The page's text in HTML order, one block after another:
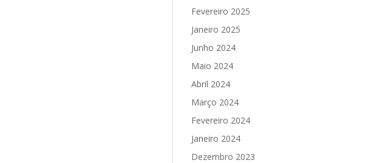
Fevereiro 2025
Janeiro 2025
Junho 2024
Maio 2024
Abril 2024
Março 2024
Fevereiro 2024
Janeiro 2024
Dezembro 2023